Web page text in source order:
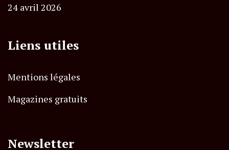
24 avril 2026
Liens utiles
Mentions légales
Magazines gratuits
Newsletter